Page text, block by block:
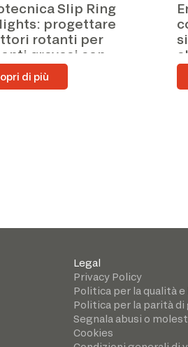
Slip Ring
progettare
rotanti per
gravosi con
Bazzi
di più
Legal
Privacy Policy
Politica per la qualità e
Politica per la parità di
Segnala abusi o
Cookies